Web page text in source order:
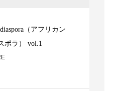
ス啓太郎の...
（アフリカン
ポラ） vol.1